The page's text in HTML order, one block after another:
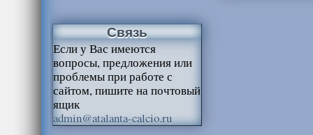
Связь
Если у Вас имеются
вопросы, предложения или
проблемы при работе с
сайтом, пишите на почтовый
ящик
admin@atalanta-calcio.ru